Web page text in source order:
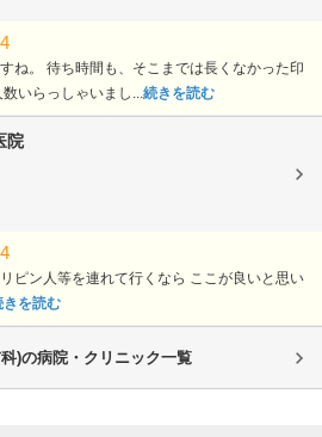
4
ね。 待ち時間も、そこまでは長くなかった印
いらっしゃいまし... 続きを読む
院
4
ピン人等を連れて行くなら ここが良いと思い
きを読む
)の病院・クリニック一覧